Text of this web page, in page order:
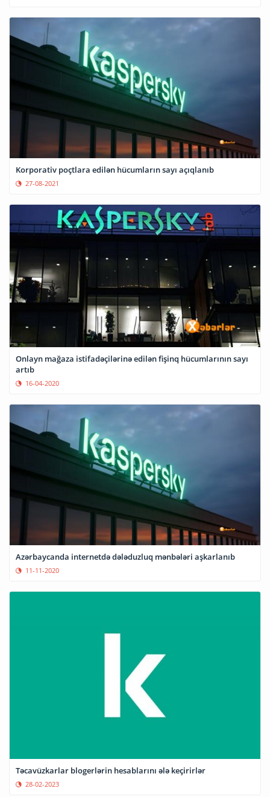
Korporativ poçtlara edilən hücumların sayı açıqlanıb
27-08-2021
Onlayn mağaza istifadəçilərinə edilən fişinq hücumlarının sayı
artıb
16-04-2020
Azərbaycanda internetdə dələduzluq mənbələri aşkarlanıb
11-11-2020
Təcavüzkarlar blogerlərin hesablarını ələ keçirirlər
28-02-2023